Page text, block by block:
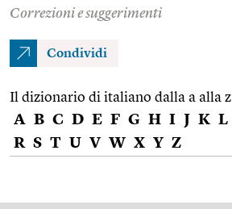
Correzioni e suggerimenti
Condividi
Il dizionario di italiano dalla a alla z
A B C D E F G H I J K L
R S T U V W X Y Z